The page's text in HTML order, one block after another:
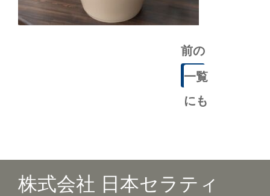
前の
記事
一覧
にも
株式会社 日本セラティ